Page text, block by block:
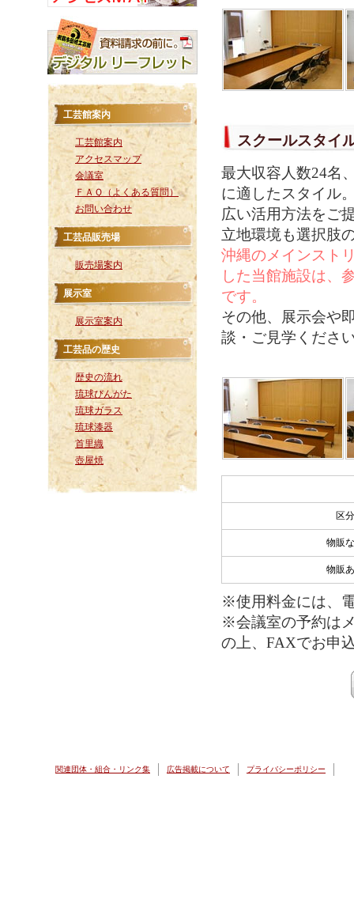
スクールスタイ
最大収容人数24名
に適したスタイル
広い活用方法をご
立地環境も選択肢
沖縄のメインスト
した当館施設は、
です。
その他、展示会や
談・ご見学くださ
区分
物販
物販
※使用料金には、
※会議室の予約は
の上、FAXでお申
工芸館案内
工芸館案内
アクセスマップ
会議室
ＦＡＱ（よくある質問）
お問い合わせ
工芸品販売場
販売場案内
展示室
展示室案内
工芸品の歴史
歴史の流れ
琉球びんがた
琉球ガラス
琉球漆器
首里織
壺屋焼
関連団体・組合・リンク集 広告掲載について プライバシーポリシー